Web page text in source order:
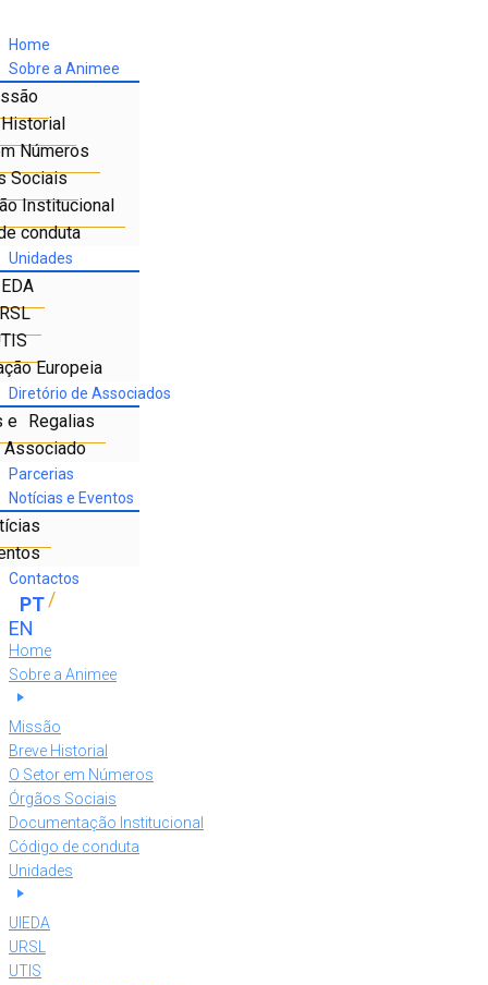
Home
Sobre a Animee
Números
Sociais
Institucional
conduta
Unidades
Europeia
Diretório de Associados
e Regalias
Associado
Parcerias
Notícias e Eventos
Contactos
Home
Sobre a Animee
Missão
Breve Historial
O Setor em Números
Órgãos Sociais
Documentação Institucional
Código de conduta
Unidades
UIEDA
URSL
UTIS